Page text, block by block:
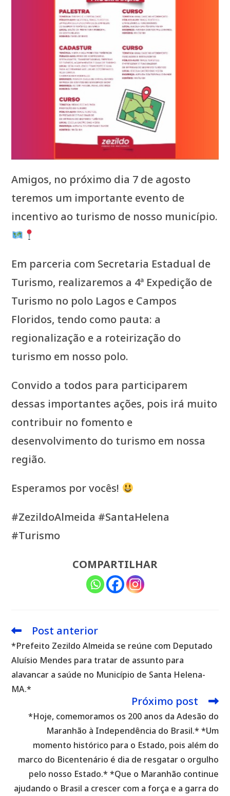
Amigos, no próximo dia 7 de agosto
teremos um importante evento de
incentivo ao turismo de nosso município.
Em parceria com Secretaria Estadual de
Turismo, realizaremos a 4ª Expedição de
Turismo no polo Lagos e Campos
Floridos, tendo como pauta: a
regionalização e a roteirização do
turismo em nosso polo.
Convido a todos para participarem
dessas importantes ações, pois irá muito
contribuir no fomento e
desenvolvimento do turismo em nossa
região.
Esperamos por vocês!
#ZezildoAlmeida #SantaHelena
#Turismo
COMPARTILHAR
Leia
artigos
Post anterior
*Prefeito Zezildo Almeida se reúne com Deputado
Aluísio Mendes para tratar de assunto para
alavancar a saúde no Município de Santa Helena-
MA.*
Próximo post
*Hoje, comemoramos os 200 anos da Adesão do
Maranhão à Independência do Brasil.* *Um
momento histórico para o Estado, pois além do
marco do Bicentenário é dia de resgatar o orgulho
pelo nosso Estado.* *Que o Maranhão continue
ajudando o Brasil a crescer com a força e a garra do